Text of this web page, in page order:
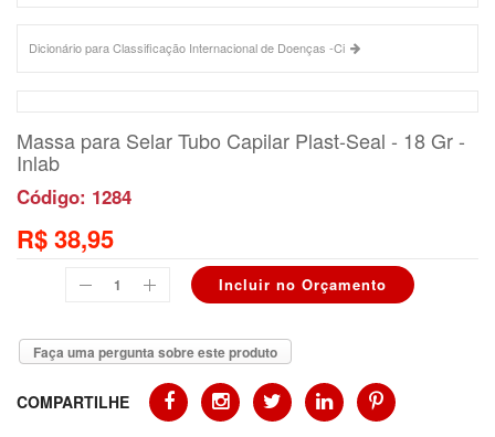
Dicionário para Classificação Internacional de Doenças -Ci
Massa para Selar Tubo Capilar Plast-Seal - 18 Gr -
Inlab
Código: 1284
R$ 38,95
Faça uma pergunta sobre este produto
COMPARTILHE